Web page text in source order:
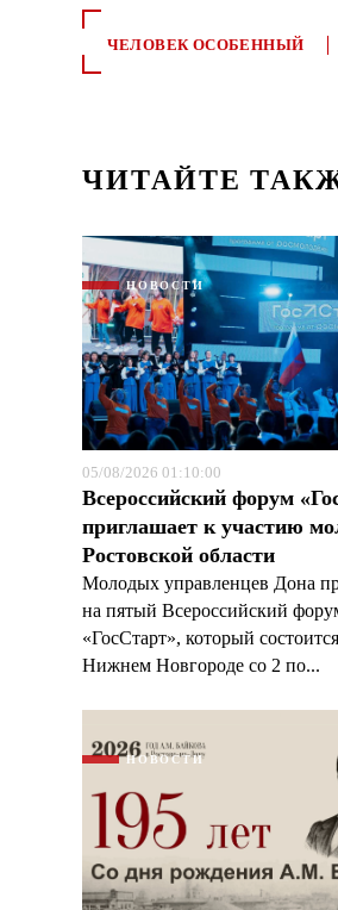
ЧЕЛОВЕК ОСОБЕННЫЙ
ЧИТАЙТЕ
НОВОСТИ
05/08/2026 01:10:00
Всероссийский форум
приглашает к участию
Ростовской области
Молодых управленцев Дона
на пятый Всероссийский
«ГосСтарт», который
Нижнем Новгороде со 2 по...
НОВОСТИ